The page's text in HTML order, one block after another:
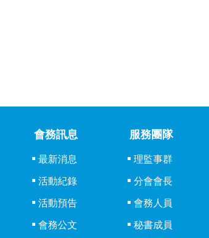
會務訊息
最新消息
活動紀錄
活動預告
會務公文
服務團隊
理監事群
分會會長
會務人員
秘書成員